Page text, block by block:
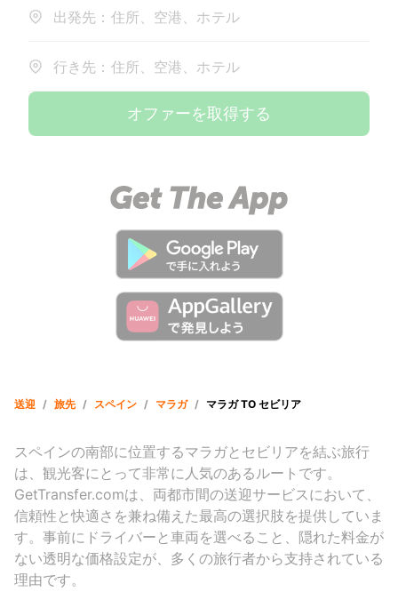
出発先：住所、空港、ホテル
行き先：住所、空港、ホテル
オファーを取得する
送迎 / 旅先 / スペイン / マラガ / マラガ TO セビリア
スペインの南部に位置するマラガとセビリアを結ぶ旅行
は、観光客にとって非常に人気のあるルートです。
GetTransfer.comは、両都市間の送迎サービスにおいて、
信頼性と快適さを兼ね備えた最高の選択肢を提供していま
す。事前にドライバーと車両を選べること、隠れた料金が
ない透明な価格設定が、多くの旅行者から支持されている
理由です。